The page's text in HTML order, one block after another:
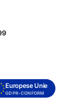
Europese Unie
GDPR-CONFORM